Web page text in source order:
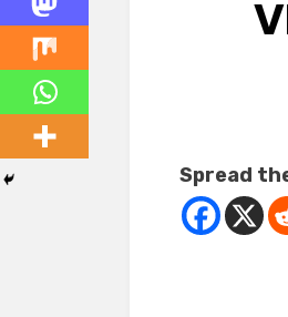
Spread